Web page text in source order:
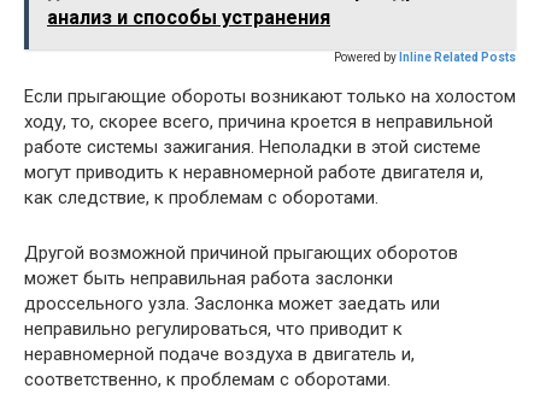
анализ и способы устранения
Powered by Inline Related Posts
Если прыгающие обороты возникают только на холостом
ходу, то, скорее всего, причина кроется в неправильной
работе системы зажигания. Неполадки в этой системе
могут приводить к неравномерной работе двигателя и,
как следствие, к проблемам с оборотами.
Другой возможной причиной прыгающих оборотов
может быть неправильная работа заслонки
дроссельного узла. Заслонка может заедать или
неправильно регулироваться, что приводит к
неравномерной подаче воздуха в двигатель и,
соответственно, к проблемам с оборотами.